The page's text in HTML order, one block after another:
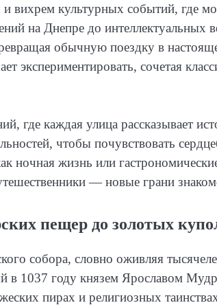
вихрем культурных событий, где
на Днепре до интеллектуальных
обычную поездку в
экспериментировать, сочетая
где каждая улица рассказывает
чтобы почувствовать
ночная жизнь или
— новые грани
пещер до золотых
собора, словно оживляя
в 1037 году князем Ярославом
пирах и религиозных